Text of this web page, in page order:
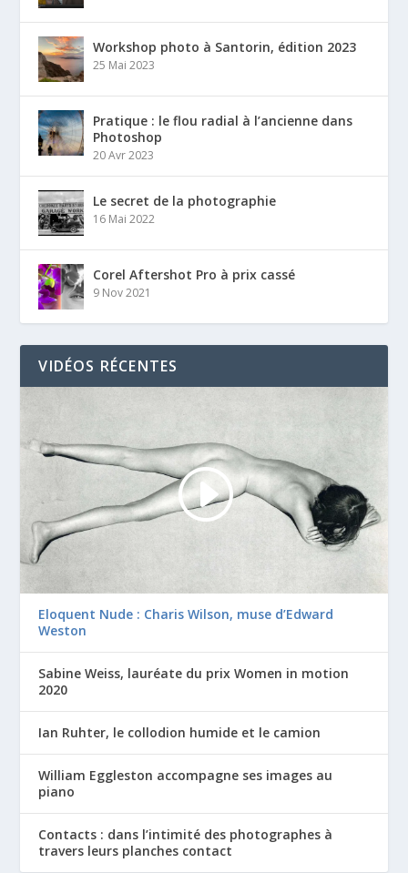
Workshop photo à Santorin, édition 2023
25 Mai 2023
Pratique : le flou radial à l’ancienne dans
Photoshop
20 Avr 2023
Le secret de la photographie
16 Mai 2022
Corel Aftershot Pro à prix cassé
9 Nov 2021
VIDÉOS RÉCENTES
Eloquent Nude : Charis Wilson, muse d’Edward
Weston
Sabine Weiss, lauréate du prix Women in motion
2020
Ian Ruhter, le collodion humide et le camion
William Eggleston accompagne ses images au
piano
Contacts : dans l’intimité des photographes à
travers leurs planches contact